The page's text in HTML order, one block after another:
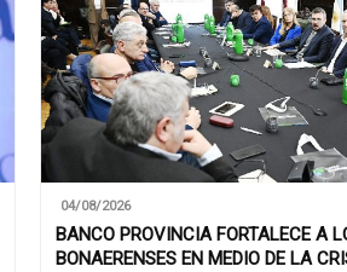
04/08/2026
BANCO PROVINCIA FORTALECE A
BONAERENSES EN MEDIO DE LA